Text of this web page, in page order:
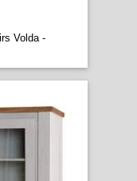
Volda -